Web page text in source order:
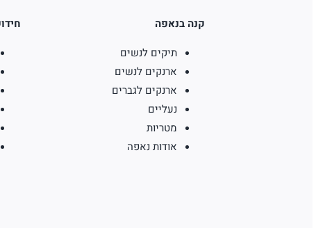
קנה בנאפה
תיקים לנשים
ארנקים לנשים
ארנקים לגברים
נעליים
מטריות
אודות נאפה